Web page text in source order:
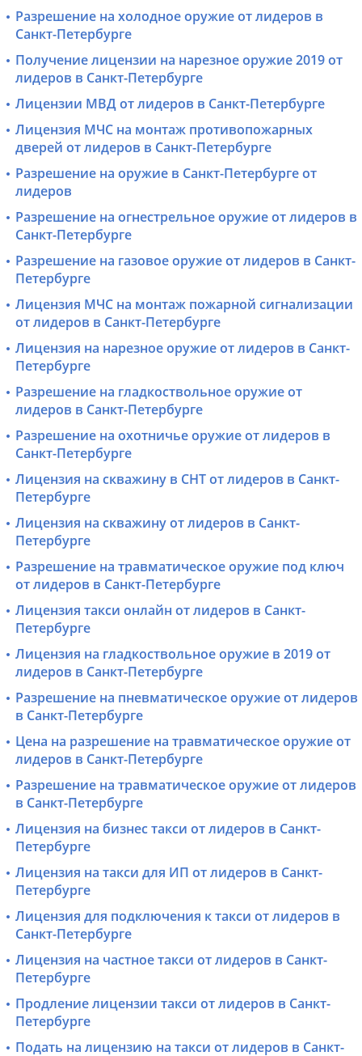
Разрешение на холодное оружие от лидеров в
Санкт-Петербурге
Получение лицензии на нарезное оружие 2019 от
лидеров в Санкт-Петербурге
Лицензии МВД от лидеров в Санкт-Петербурге
Лицензия МЧС на монтаж противопожарных
дверей от лидеров в Санкт-Петербурге
Разрешение на оружие в Санкт-Петербурге от
лидеров
Разрешение на огнестрельное оружие от лидеров в
Санкт-Петербурге
Разрешение на газовое оружие от лидеров в Санкт-
Петербурге
Лицензия МЧС на монтаж пожарной сигнализации
от лидеров в Санкт-Петербурге
Лицензия на нарезное оружие от лидеров в Санкт-
Петербурге
Разрешение на гладкоствольное оружие от
лидеров в Санкт-Петербурге
Разрешение на охотничье оружие от лидеров в
Санкт-Петербурге
Лицензия на скважину в СНТ от лидеров в Санкт-
Петербурге
Лицензия на скважину от лидеров в Санкт-
Петербурге
Разрешение на травматическое оружие под ключ
от лидеров в Санкт-Петербурге
Лицензия такси онлайн от лидеров в Санкт-
Петербурге
Лицензия на гладкоствольное оружие в 2019 от
лидеров в Санкт-Петербурге
Разрешение на пневматическое оружие от лидеров
в Санкт-Петербурге
Цена на разрешение на травматическое оружие от
лидеров в Санкт-Петербурге
Разрешение на травматическое оружие от лидеров
в Санкт-Петербурге
Лицензия на бизнес такси от лидеров в Санкт-
Петербурге
Лицензия на такси для ИП от лидеров в Санкт-
Петербурге
Лицензия для подключения к такси от лидеров в
Санкт-Петербурге
Лицензия на частное такси от лидеров в Санкт-
Петербурге
Продление лицензии такси от лидеров в Санкт-
Петербурге
Подать на лицензию на такси от лидеров в Санкт-